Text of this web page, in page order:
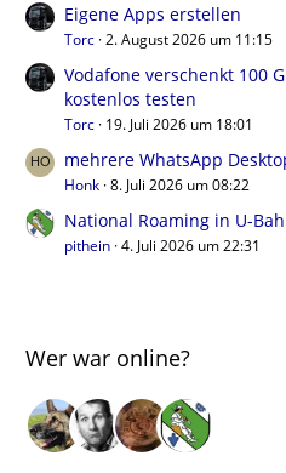
Eigene Apps erstellen
Torc 2. August 2026 um 11:15
Vodafone verschenkt 100
kostenlos testen
Torc 19. Juli 2026 um 18:01
mehrere WhatsApp
Honk 8. Juli 2026 um 08:22
National Roaming in U-
pithein 4. Juli 2026 um 22:31
Wer war online?